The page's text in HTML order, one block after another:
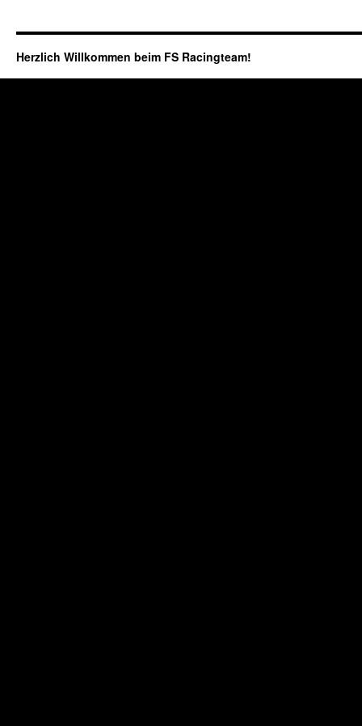
Herzlich Willkommen beim FS Racingteam!